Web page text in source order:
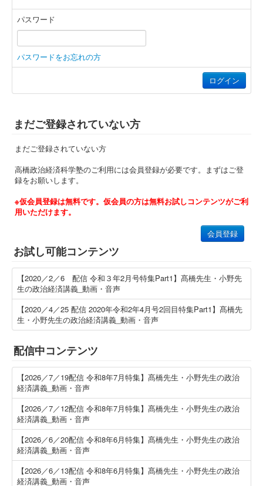
パスワード
パスワードをお忘れの方
ログイン
まだご登録されていない方
まだご登録されていない方
高橋政治経済科学塾のご利用には会員登録が必要です。まずはご登
録をお願いします。
※仮会員登録は無料です。仮会員の方は無料お試しコンテンツがご利
用いただけます。
会員登録
お試し可能コンテンツ
【2020／2／6 配信 令和３年2月号特集Part1】髙橋先生・小野先
生の政治経済講義_動画・音声
【2020／4／25 配信 2020年令和2年4月号2回目特集Part1】髙橋先
生・小野先生の政治経済講義_動画・音声
配信中コンテンツ
【2026／7／19配信 令和8年7月特集】髙橋先生・小野先生の政治
経済講義_動画・音声
【2026／7／12配信 令和8年7月特集】髙橋先生・小野先生の政治
経済講義_動画・音声
【2026／6／20配信 令和8年6月特集】髙橋先生・小野先生の政治
経済講義_動画・音声
【2026／6／13配信 令和8年6月特集】髙橋先生・小野先生の政治
経済講義_動画・音声